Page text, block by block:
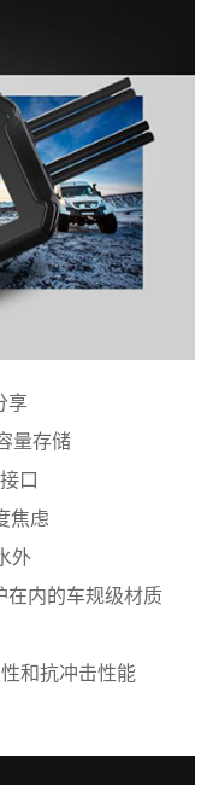
享
量存储
口
焦虑
外
在内的车规级材质
和抗冲击性能